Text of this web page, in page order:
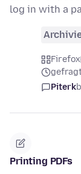
log in with a
Firefox
Piterk
Printing PDFs